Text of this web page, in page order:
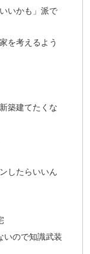
いかも」派で
を考えるよう
築建てたくな
したらいいん
いので知識武装